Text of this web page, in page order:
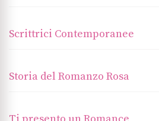
Scrittrici Contemporanee
Storia del Romanzo Rosa